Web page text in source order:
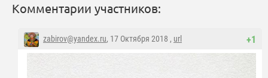
Комментарии участников:
+1
zabirov@yandex.ru, 17 Октября 2018 , url